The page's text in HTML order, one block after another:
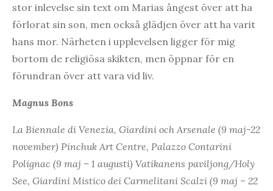
stor inlevelse sin text om Marias ångest över att ha
förlorat sin son, men också glädjen över att ha varit
hans mor. Närheten i upplevelsen ligger för mig
bortom de religiösa skikten, men öppnar för en
förundran över att vara vid liv.
Magnus Bons
La Biennale di Venezia, Giardini och Arsenale (9 maj-22
november) Pinchuk Art Centre, Palazzo Contarini
Polignac (9 maj – 1 augusti) Vatikanens paviljong/Holy
See, Giardini Mistico dei Carmelitani Scalzi (9 maj – 22